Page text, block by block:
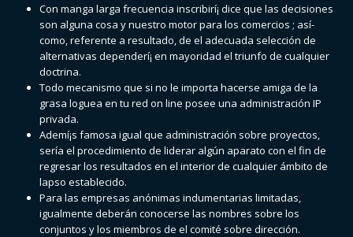
Con manga larga frecuencia inscribirí¡ dice que las decisiones
son alguna cosa y nuestro motor para los comercios ; así­
como, referente a resultado, de el adecuada selección de
alternativas dependerí¡ en mayoridad el triunfo de cualquier
doctrina.
Todo mecanismo que si no le importa hacerse amiga de la
grasa loguea en tu red on line posee una administración IP
privada.
Ademí¡s famosa igual que administración sobre proyectos,
serí­a el procedimiento de liderar algún aparato con el fin de
regresar los resultados en el interior de cualquier ámbito de
lapso establecido.
Para las empresas anónimas indumentarias limitadas,
igualmente deberán conocerse las nombres sobre los
conjuntos y los miembros de el comité sobre dirección.